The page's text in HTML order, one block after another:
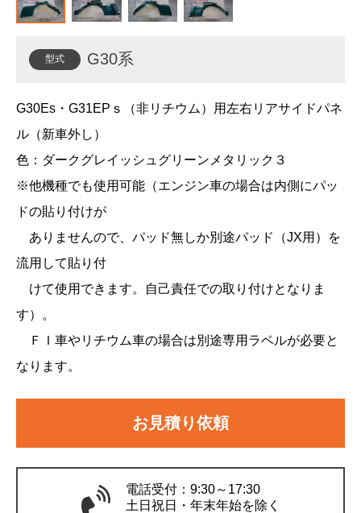
その他
型式 G30系
G30Es・G31EPｓ（非リチウム）用左右リアサイドパネ
ル（新車外し）
色：ダークグレイッシュグリーンメタリック３
※他機種でも使用可能（エンジン車の場合は内側にパッ
ドの貼り付けが
ありませんので、パッド無しか別途パッド（JX用）を
流用して貼り付
けて使用できます。自己責任での取り付けとなりま
す）。
ＦＩ車やリチウム車の場合は別途専用ラベルが必要と
なります。
お見積り依頼
電話受付：9:30～17:30
土日祝日・年末年始を除く